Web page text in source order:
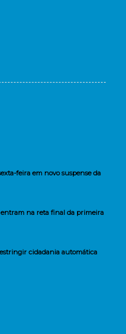
feira em novo suspense da
na reta final da primeira
cidadania automática